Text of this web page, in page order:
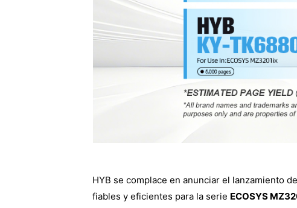
HYB se complace en anunciar el lanzamiento
fiables y eficientes para la serie ECOSYS